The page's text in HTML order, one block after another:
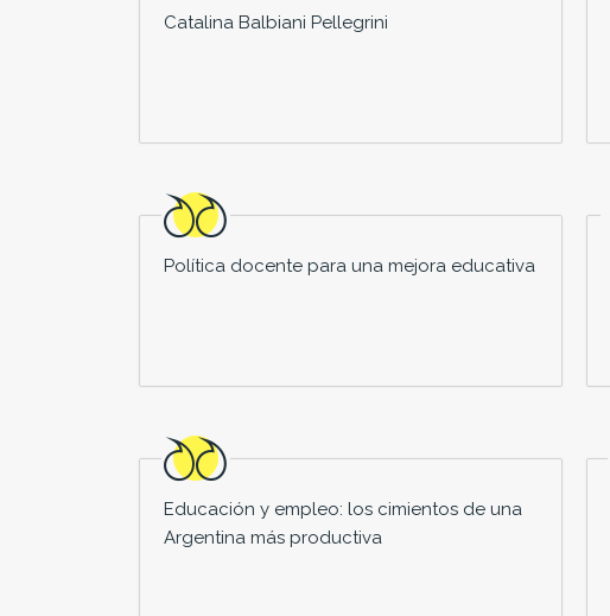
Catalina Balbiani Pellegrini
Política docente para una mejora educativa
Educación y empleo: los cimientos de una
Argentina más productiva